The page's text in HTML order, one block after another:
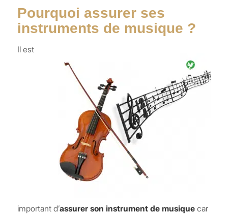
Pourquoi assurer ses
instruments de musique ?
Il est
important d’assurer son instrument de musiquecar